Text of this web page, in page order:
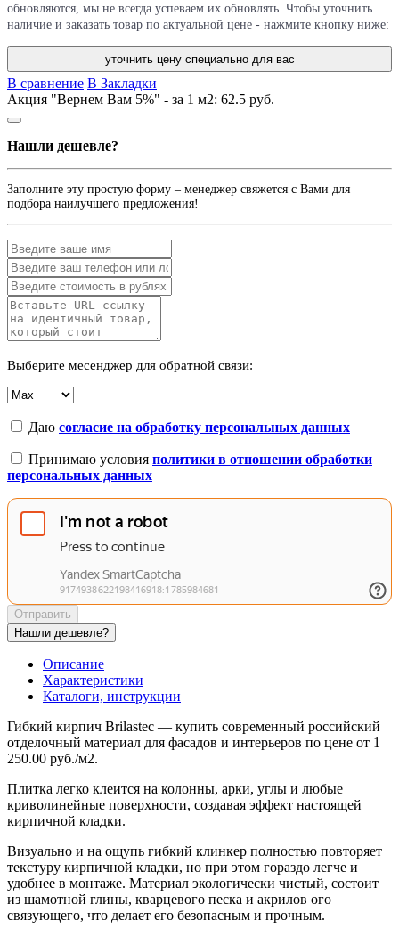
обновляются, мы не всегда успеваем их обновлять. Чтобы уточнить
наличие и заказать товар по актуальной цене - нажмите кнопку ниже:
уточнить цену специально для вас
В сравнение В Закладки
Акция "Вернем Вам 5%" - за 1 м2: 62.5 руб.
Нашли дешевле?
Заполните эту простую форму – менеджер свяжется с Вами для
подбора наилучшего предложения!
Выберите месенджер для обратной связи:
Даю согласие на обработку персональных данных
Принимаю условия политики в отношении обработки
персональных данных
Отправить
Нашли дешевле?
Описание
Характеристики
Каталоги, инструкции
Гибкий кирпич Brilastec — купить современный российский
отделочный материал для фасадов и интерьеров по цене от 1
250.00 руб./м2.
Плитка легко клеится на колонны, арки, углы и любые
криволинейные поверхности, создавая эффект настоящей
кирпичной кладки.
Визуально и на ощупь гибкий клинкер полностью повторяет
текстуру кирпичной кладки, но при этом гораздо легче и
удобнее в монтаже. Материал экологически чистый, состоит
из шамотной глины, кварцевого песка и акрилов ого
связующего, что делает его безопасным и прочным.